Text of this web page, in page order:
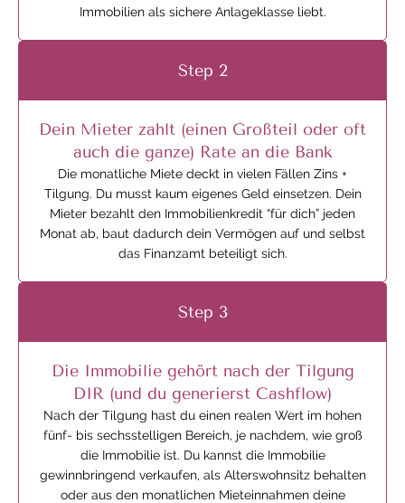
Immobilien als sichere Anlageklasse liebt.
Step 2
Dein Mieter zahlt (einen Großteil oder oft
auch die ganze) Rate an die Bank
Die monatliche Miete deckt in vielen Fällen Zins +
Tilgung. Du musst kaum eigenes Geld einsetzen. Dein
Mieter bezahlt den Immobilienkredit “für dich” jeden
Monat ab, baut dadurch dein Vermögen auf und selbst
das Finanzamt beteiligt sich.
Step 3
Die Immobilie gehört nach der Tilgung
DIR (und du generierst Cashflow)
Nach der Tilgung hast du einen realen Wert im hohen
fünf- bis sechsstelligen Bereich, je nachdem, wie groß
die Immobilie ist. Du kannst die Immobilie
gewinnbringend verkaufen, als Alterswohnsitz behalten
oder aus den monatlichen Mieteinnahmen deine